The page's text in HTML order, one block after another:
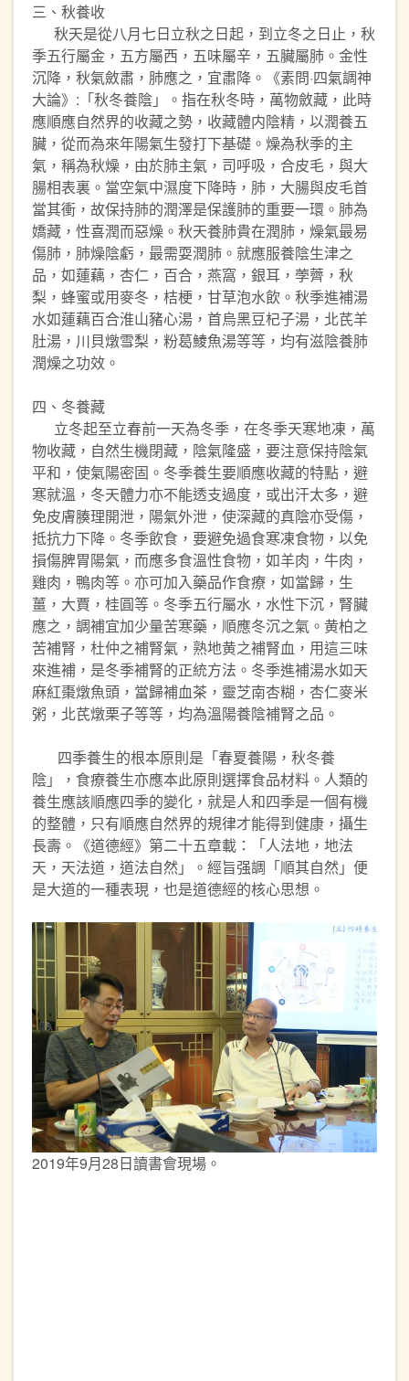
三、秋養收
秋天是從八月七日立秋之日起，到立冬之日止，秋
季五行屬金，五方屬西，五味屬辛，五臟屬肺。金性
沉降，秋氣斂肅，肺應之，宜肅降。《素問·四氣調神
大論》:「秋冬養陰」。指在秋冬時，萬物斂藏，此時
應順應自然界的收藏之勢，收藏體内陰精，以潤養五
臟，從而為來年陽氣生發打下基礎。燥為秋季的主
氣，稱為秋燥，由於肺主氣，司呼吸，合皮毛，與大
腸相表裏。當空氣中濕度下降時，肺，大腸與皮毛首
當其衝，故保持肺的潤澤是保護肺的重要一環。肺為
嬌藏，性喜潤而惡燥。秋天養肺貴在潤肺，燥氣最易
傷肺，肺燥陰虧，最需耍潤肺。就應服養陰生津之
品，如蓮藕，杏仁，百合，燕窩，銀耳，荸薺，秋
梨，蜂蜜或用麥冬，桔梗，甘草泡水飲。秋季進補湯
水如蓮藕百合淮山豬心湯，首烏黑豆杞子湯，北芪羊
肚湯，川貝燉雪梨，粉葛鯪魚湯等等，均有滋陰養肺
潤燥之功效。
四、冬養藏
立冬起至立春前一天為冬季，在冬季天寒地凍，萬
物收藏，自然生機閉藏，陰氣隆盛，要注意保持陰氣
平和，使氣陽密固。冬季養生要順應收藏的特點，避
寒就溫，冬天體力亦不能透支過度，或出汗太多，避
免皮膚腠理開泄，陽氣外泄，使深藏的真陰亦受傷，
抵抗力下降。冬季飲食，要避免過食寒凍食物，以免
損傷脾胃陽氣，而應多食溫性食物，如羊肉，牛肉，
雞肉，鴨肉等。亦可加入藥品作食療，如當歸，生
薑，大賈，桂圓等。冬季五行屬水，水性下沉，腎臟
應之，調補宜加少量苦寒藥，順應冬沉之氣。黄柏之
苦補腎，杜仲之補腎氣，熟地黄之補腎血，用這三味
來進補，是冬季補腎的正統方法。冬季進補湯水如天
麻紅棗燉魚頭，當歸補血茶，靈芝南杏糊，杏仁麥米
粥，北芪燉栗子等等，均為溫陽養陰補腎之品。
四季養生的根本原則是「春夏養陽，秋冬養
陰」，食療養生亦應本此原則選擇食品材料。人類的
養生應該順應四季的變化，就是人和四季是一個有機
的整體，只有順應自然界的規律才能得到健康，攝生
長壽。《道德經》第二十五章載：「人法地，地法
天，天法道，道法自然」。經旨强調「順其自然」便
是大道的一種表現，也是道德經的核心思想。
2019年9月28日讀書會現場。